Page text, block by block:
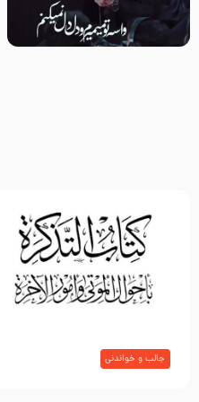
مصداق کربلا – حاج حسین سیب
جالب و خواندنی